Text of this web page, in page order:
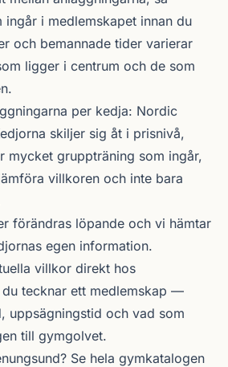
i medlemskapet innan du
och bemannade tider varierar
ligger i centrum och de som
per kedja: Nordic
skiljer sig åt i prisnivå,
mycket gruppträning som ingår,
villkoren och inte bara
förändras löpande och vi hämtar
egen information.
villkor direkt hos
du tecknar ett medlemskap —
uppsägningstid och vad som
till gymgolvet.
Se hela gymkatalogen